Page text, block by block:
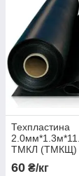
Техпластина
ТМКЛ (ТМКЩ)
60 ₴/кг